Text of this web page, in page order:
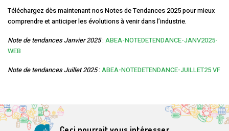
Téléchargez dès maintenant nos Notes de Tendances 2025 pour mieux
comprendre et anticiper les évolutions à venir dans l’industrie.
Note de tendances Janvier 2025: ABEA-NOTEDETENDANCE-JANV2025-
WEB
Note de tendances Juillet 2025: ABEA-NOTEDETENDANCE-JUILLET25 VF